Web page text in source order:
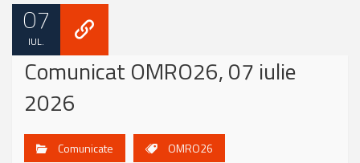
07
IUL.
Comunicat OMRO26, 07 iulie
2026
Comunicate OMRO26